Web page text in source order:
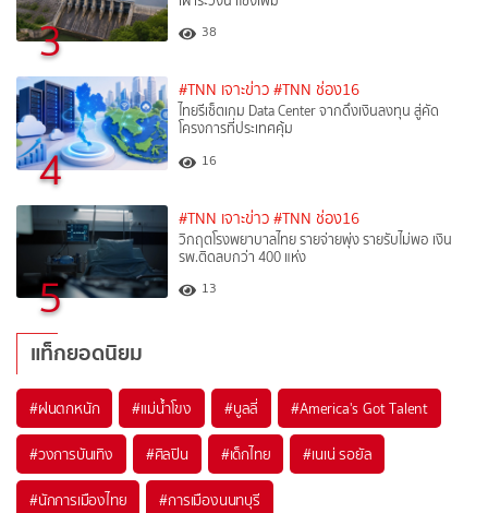
3 38
4
#TNN เจาะข่าว #TNN ช่อง16
ไทยรีเซ็ตเกม Data Center จากดึงเงินลงทุน สู่คัด
โครงการที่ประเทศคุ้ม
16
5
#TNN เจาะข่าว #TNN ช่อง16
วิกฤตโรงพยาบาลไทย รายจ่ายพุ่ง รายรับไม่พอ เงิน
รพ.ติดลบกว่า 400 แห่ง
13
แท็กยอดนิยม
#ฝนตกหนัก #แม่น้ำโขง #บูลลี่ #America's Got Talent
#วงการบันเทิง #ศิลปิน #เด็กไทย #เนเน่ รอยัล
#นักการเมืองไทย #การเมืองนนทบุรี